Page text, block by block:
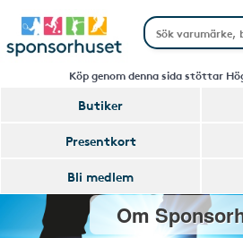
Köp genom denna sida stöttar
Butiker
Presentkort
Bli medlem
Om